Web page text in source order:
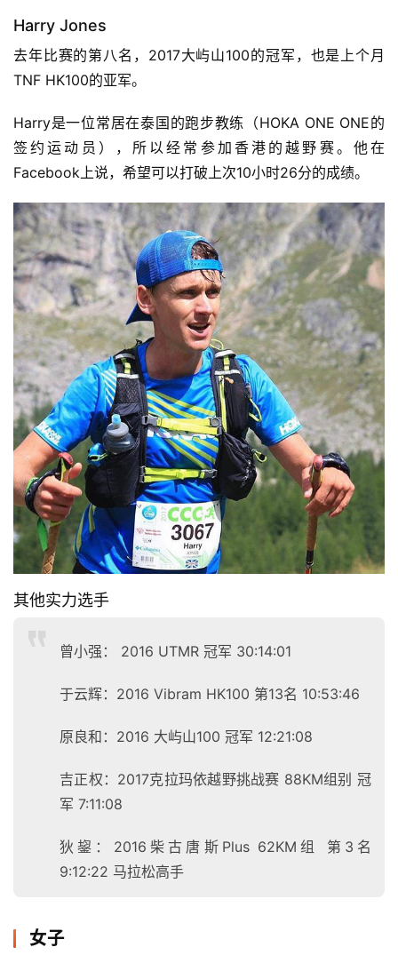
Harry Jones
去年比赛的第八名，2017大屿山100的冠军，也是上个月
TNF HK100的亚军。
Harry是一位常居在泰国的跑步教练（HOKA ONE ONE的
签约运动员），所以经常参加香港的越野赛。他在
Facebook上说，希望可以打破上次10小时26分的成绩。
其他实力选手
曾小强： 2016 UTMR 冠军 30:14:01
于云辉：2016 Vibram HK100 第13名 10:53:46
原良和：2016 大屿山100 冠军 12:21:08
吉正权：2017克拉玛依越野挑战赛 88KM组别 冠
军 7:11:08
狄鋆：2016柴古唐斯Plus 62KM组 第3名
9:12:22 马拉松高手
女子